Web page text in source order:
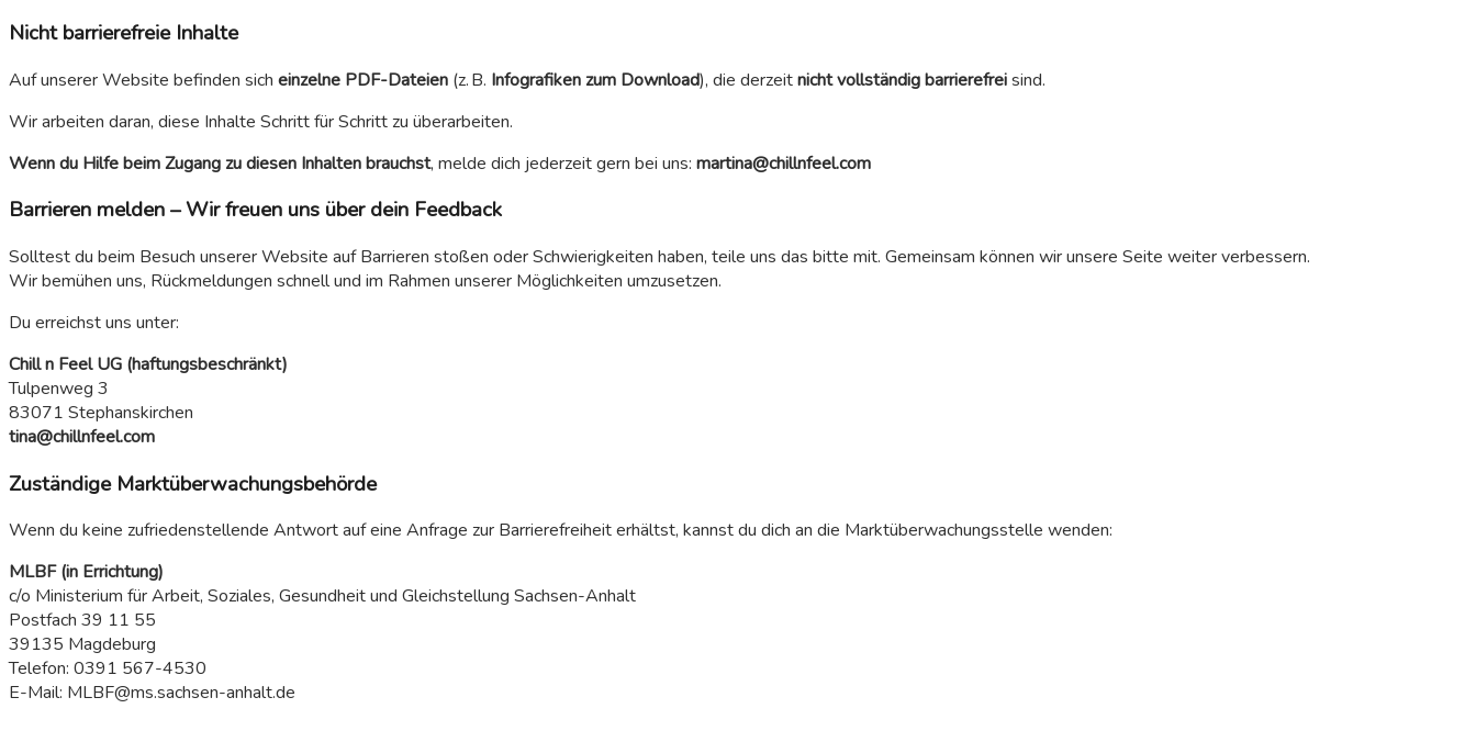
Nicht barrierefreie Inhalte
Auf unserer Website befinden sich einzelne PDF-Dateien (z. B. Infografiken zum Download), die derzeitnicht vollständig barrierefreisind.
Wir arbeiten daran, diese Inhalte Schritt für Schritt zu überarbeiten.
Wenn du Hilfe beim Zugang zu diesen Inhalten brauchst, melde dich jederzeit gern bei uns: martina@chillnfeel.com
Barrieren melden – Wir freuen uns über dein Feedback
Solltest du beim Besuch unserer Website auf Barrieren stoßen oder Schwierigkeiten haben, teile uns das bitte mit. Gemeinsam können wir unsere Seite weiter verbessern.
Wir bemühen uns, Rückmeldungen schnell und im Rahmen unserer Möglichkeiten umzusetzen.
Du erreichst uns unter:
Chill n Feel UG (haftungsbeschränkt)
Tulpenweg 3
83071 Stephanskirchen
tina@chillnfeel.com
Zuständige Marktüberwachungsbehörde
Wenn du keine zufriedenstellende Antwort auf eine Anfrage zur Barrierefreiheit erhältst, kannst du dich an die Marktüberwachungsstelle wenden:
MLBF (in Errichtung)
c/o Ministerium für Arbeit, Soziales, Gesundheit und Gleichstellung Sachsen-Anhalt
Postfach 39 11 55
39135 Magdeburg
Telefon: 0391 567-4530
E-Mail: MLBF@ms.sachsen-anhalt.de